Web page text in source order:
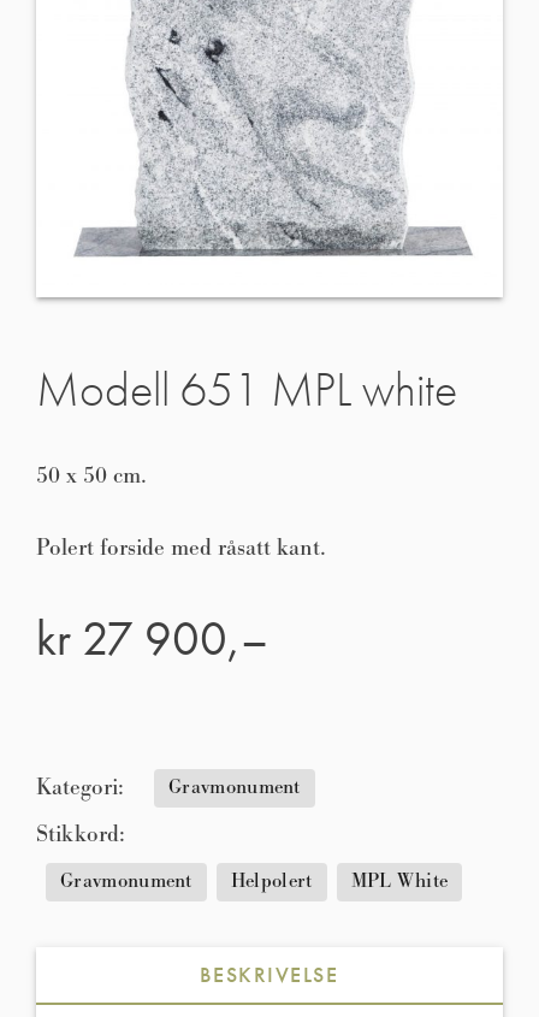
Modell 651 MPL white
50 x 50 cm.
Polert forside med råsatt kant.
kr 27 900,–
Kategori: Gravmonument
Stikkord:
Gravmonument Helpolert MPL White
BESKRIVELSE